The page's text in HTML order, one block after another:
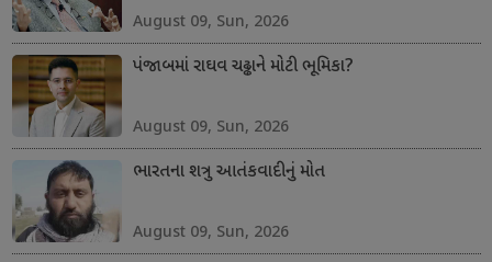
August 09, Sun, 2026
પંજાબમાં રાઘવ ચઢ્ઢાને મોટી ભૂમિકા?
August 09, Sun, 2026
ભારતના શત્રુ આતંકવાદીનું મોત
August 09, Sun, 2026